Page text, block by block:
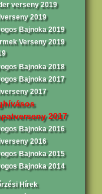
verseny 2019
2019
Bajnoka 2019
Verseny 2019
Bajnoka 2018
Bajnoka 2017
2017
2017
Bajnoka 2016
2016
Bajnoka 2015
Bajnoka 2014
Hírek